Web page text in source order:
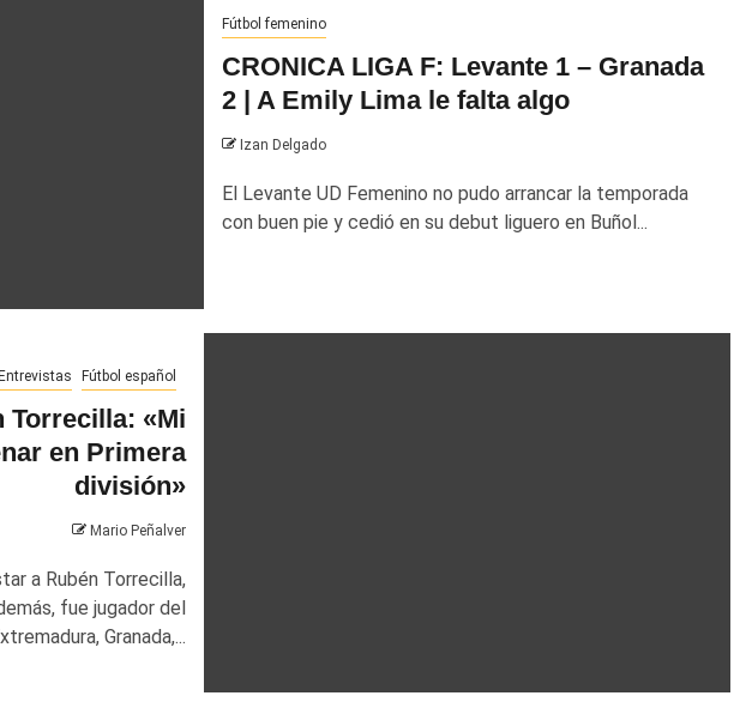
Fútbol femenino
CRONICA LIGA F: Levante 1 – Granada
2 | A Emily Lima le falta algo
Izan Delgado
El Levante UD Femenino no pudo arrancar la temporada
con buen pie y cedió en su debut liguero en Buñol...
Entrevistas Fútbol español
Torrecilla: «Mi
en Primera
división»
Mario Peñalver
a Rubén Torrecilla,
fue jugador del
Granada,...